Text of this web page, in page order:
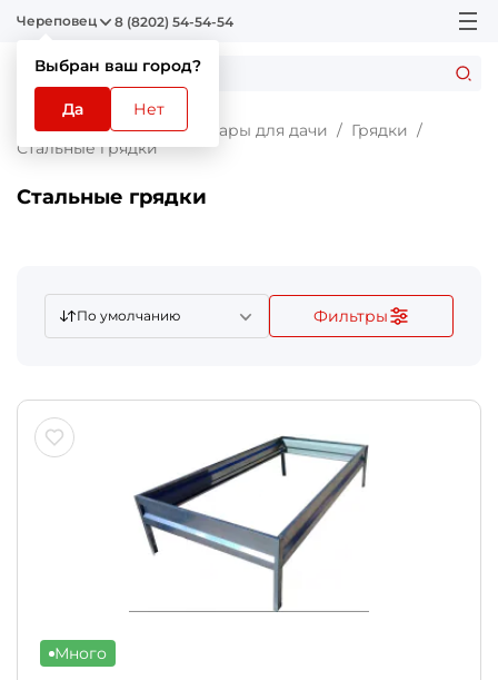
Череповец
Выбран ваш город?
Да Нет
8 (8202) 54-54-54
Главная Каталог Товары для дачи
Грядки
Стальные грядки
Стальные грядки
По умолчанию Фильтры
Много